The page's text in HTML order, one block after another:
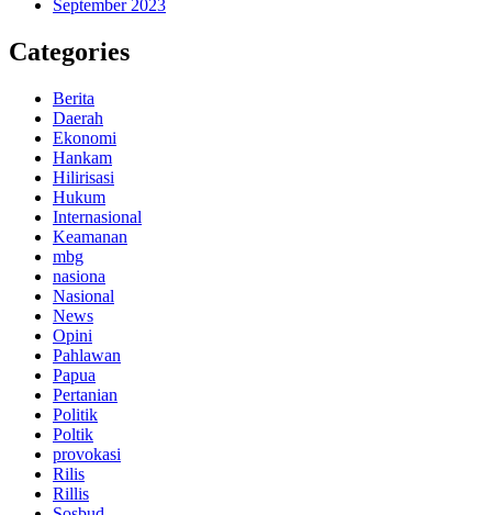
September 2023
Categories
Berita
Daerah
Ekonomi
Hankam
Hilirisasi
Hukum
Internasional
Keamanan
mbg
nasiona
Nasional
News
Opini
Pahlawan
Papua
Pertanian
Politik
Poltik
provokasi
Rilis
Rillis